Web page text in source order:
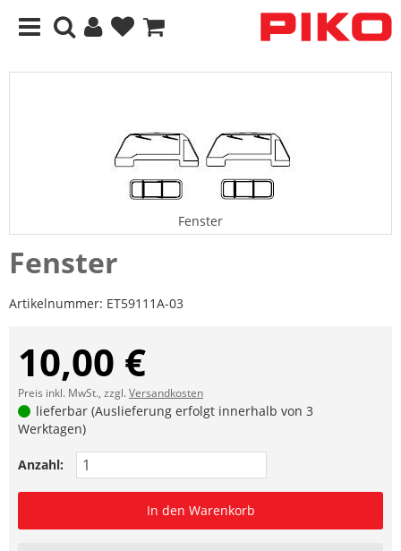
Fenster
Fenster
Artikelnummer: ET59111A-03
10,00 €
Preis inkl. MwSt., zzgl.Versandkosten
lieferbar (Auslieferung erfolgt innerhalb von 3
Werktagen)
Anzahl:
In den Warenkorb